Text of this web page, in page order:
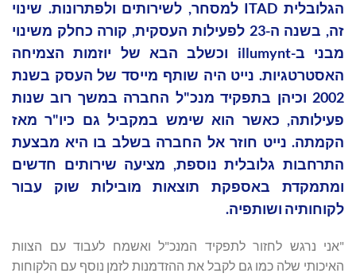
הגלובלית ITAD למסחר, לשירותים ולפתרונות. שינוי
זה, בשנה ה-23 לפעילות העסקית, קורה כחלק משינוי
מבני ב-illumynt וכשלב הבא של יוזמות הצמיחה
האסטרטגיות. נייט היה שותף מייסד של העסק בשנת
2002 וכיהן בתפקיד מנכ"ל החברה במשך רוב שנות
פעילותה, כאשר הוא שימש במקביל גם כיו"ר מאז
הקמתה. נייט חוזר אל החברה בשלב בו היא מבצעת
התרחבות גלובלית נוספת, מציעה שירותים חדשים
ומתמקדת באספקת תוצאות מובילות שוק עבור
לקוחותיה ושותפיה.
"אני נרגש לחזור לתפקיד המנכ"ל ואשמח לעבוד עם הצוות
האיכותי שלה כמו גם לקבל את ההזדמנות לזמן נוסף עם הלקוחות